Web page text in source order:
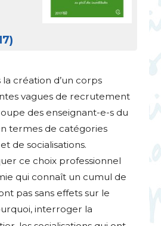
la création d’un corps
vagues de recrutement
des enseignant-e-s du
termes de catégories
de socialisations.
ce choix professionnel
qui connaît un cumul de
pas sans effets sur le
interroger la